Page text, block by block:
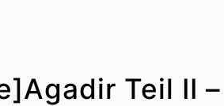
Teil II